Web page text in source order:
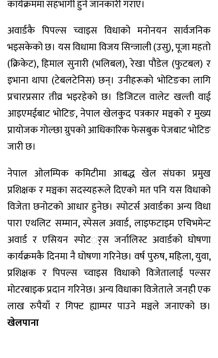
कार्यक्रममा सहभागी हुने जानकारी गराए।
अवार्डकै पिपल्स च्वाइस विधाको मनोनयन सार्वजनिक
भइसकेको छ। यस विधामा विजय सिन्जाली (उसु), पूजा महतो
(क्रिकेट), हिमाल सुनारी (भलिबल), रेखा पौडेल (फुटबल) र
इभाना थापा (टेबलटेनिस) छन्। उनीहरूको भोटिङका लागि
प्रचारप्रसार तीव्र भइरहेको छ। डिजिटल वालेट खल्ती वाई
आइएमईबाट भोटिङ, नेपाल खेलकुद पत्रकार मञ्चको र मुख्य
प्रायोजक गोल्छा ग्रुपको आधिकारिक फेसबुक पेजबाट भोटिङ
जारी छ।
नेपाल ओलम्पिक कमिटीमा आबद्ध खेल संघका प्रमुख
प्रशिक्षक र मञ्चका सदस्यहरूले दिएको मत पनि यस विधाको
विजेता छनोटको आधार हुनेछ। स्पोटर्स अवार्डका अन्य विधा
पारा एथलिट सम्मान, स्पेसल अवार्ड, लाइफटाइम एचिभमेन्ट
अवार्ड र एसियन स्पोटर््स जर्नालिस्ट अवार्डको घोषणा
कार्यक्रमकै दिनमा नै घोषणा गरिनेछ। वर्ष पुरुष, महिला, युवा,
प्रशिक्षक र पिपल्स च्वाइस विधाको विजेतालाई पल्सर
मोटरबाइक प्रदान गरिनेछ। अन्य विधाका विजेताले जनही एक
लाख रुपैयाँ र गिफ्ट ह्याम्पर पाउने मञ्चले जनाएको छ।
खेलपाना